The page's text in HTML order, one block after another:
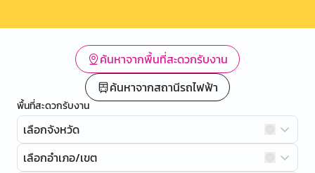
ค้นหาจากพื้นที่สะดวกรับงาน
ค้นหาจากสถานีรถไฟฟ้า
พื้นที่สะดวกรับงาน
เลือกจังหวัด
เลือกอำเภอ/เขต